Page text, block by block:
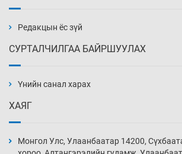
Уржигдар 14 цаг 00 мин
нэмэгджээ
Уржигдар 13 цаг 30 мин
Редакцын ёс зүй
СУРТАЛЧИЛГАА БАЙРШУУЛАХ
Үнийн санал харах
ХАЯГ
Монгол Улс, Улаанбаатар 14200,